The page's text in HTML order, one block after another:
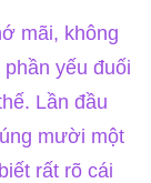
mãi, không
yếu đuối
Lần đầu
mười một
rất rõ cái